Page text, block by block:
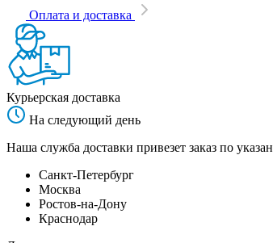
Оплата и доставка
Курьерская доставка
На следующий день
Наша служба доставки привезет заказ по
Санкт-Петербург
Москва
Ростов-на-Дону
Краснодар